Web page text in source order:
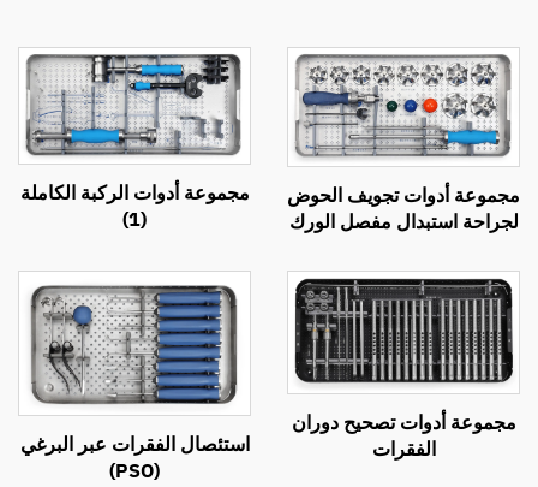
مجموعة أدوات تجويف الحوض
لجراحة استبدال مفصل الورك
مجموعة أدوات الركبة الكاملة
(1)
مجموعة أدوات تصحيح دوران
الفقرات
استئصال الفقرات عبر البرغي
(PSO)